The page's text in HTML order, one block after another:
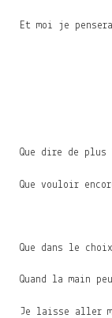
Et moi je
Que dire de plus
Que vouloir
Que dans le
Quand la main
Je laisse aller